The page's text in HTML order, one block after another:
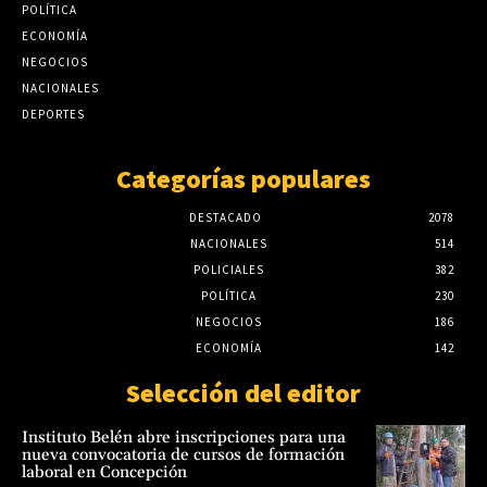
POLÍTICA
ECONOMÍA
NEGOCIOS
NACIONALES
DEPORTES
Categorías populares
DESTACADO
2078
NACIONALES
514
POLICIALES
382
POLÍTICA
230
NEGOCIOS
186
ECONOMÍA
142
Selección del editor
Instituto Belén abre inscripciones para una
nueva convocatoria de cursos de formación
laboral en Concepción